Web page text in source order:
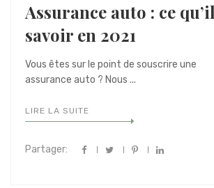
Assurance auto : ce
savoir en 2021
Vous êtes sur le point de souscrire une
assurance auto ? Nous ...
LIRE LA SUITE
Partager: